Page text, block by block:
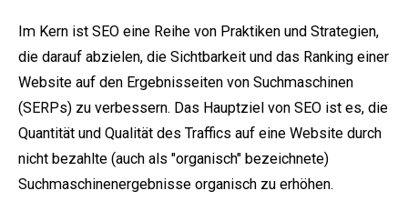
Im Kern ist SEO eine Reihe von Praktiken und Strategien,
die darauf abzielen, die Sichtbarkeit und das Ranking einer
Website auf den Ergebnisseiten von Suchmaschinen
(SERPs) zu verbessern. Das Hauptziel von SEO ist es, die
Quantität und Qualität des Traffics auf eine Website durch
nicht bezahlte (auch als "organisch" bezeichnete)
Suchmaschinenergebnisse organisch zu erhöhen.